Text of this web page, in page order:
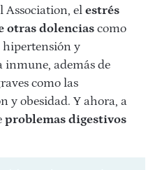
Association, el estrés
otras dolencias como
hipertensión y
además de
como las
y obesidad. Y ahora, a
problemas digestivos